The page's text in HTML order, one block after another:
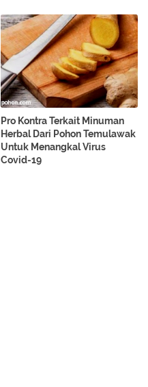
Pro Kontra Terkait Minuman
Herbal Dari Pohon Temulawak
Untuk Menangkal Virus
Covid-19